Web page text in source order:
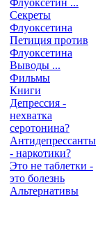
Флуоксетин ...
Секреты
Флуоксетина
Петиция против
Флуоксетина
Выводы ...
Фильмы
Книги
Депрессия -
нехватка
серотонина?
Антидепрессанты
- наркотики?
Это не таблетки -
это болезнь
Альтернативы